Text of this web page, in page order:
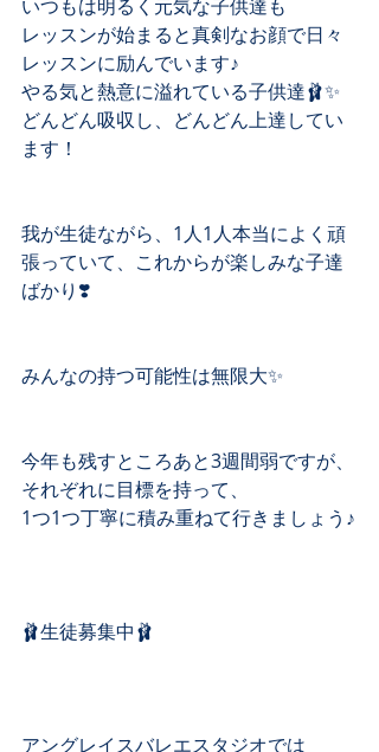
いつもは明るく元気な子供達も
レッスンが始まると真剣なお顔で日々
レッスンに励んでいます♪
やる気と熱意に溢れている子供達🩰✨
どんどん吸収し、どんどん上達してい
ます！
我が生徒ながら、1人1人本当によく頑
張っていて、これからが楽しみな子達
ばかり❣️
みんなの持つ可能性は無限大✨
今年も残すところあと3週間弱ですが、
それぞれに目標を持って、
1つ1つ丁寧に積み重ねて行きましょう♪
🩰生徒募集中🩰
アングレイスバレエスタジオでは